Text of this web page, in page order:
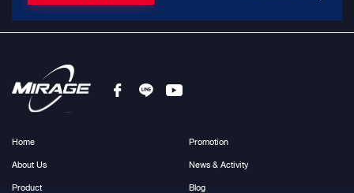
Home
About Us
Product
Promotion
News & Activity
Blog